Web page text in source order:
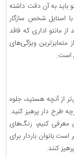
باید به آن دقت داشته
استایل شخص سازگار
مانتو اداری که فاقد
ویژگی‌های
است.
از آنچه هستید، جلوه
طرح‌ دار پرهیز کنید.
معرفی کنیم، رنگ‌های
بانوان باردار برای
کنند.